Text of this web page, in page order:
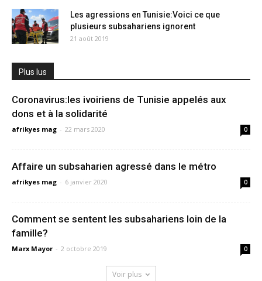
Les agressions en Tunisie:Voici ce que
plusieurs subsahariens ignorent
21 août 2019
Plus lus
Coronavirus:les ivoiriens de Tunisie appelés aux
dons et à la solidarité
afrikyes mag - 22 mars 2020 0
Affaire un subsaharien agressé dans le métro
afrikyes mag - 6 janvier 2020 0
Comment se sentent les subsahariens loin de la
famille?
Marx Mayor - 2 octobre 2019 0
Voir plus